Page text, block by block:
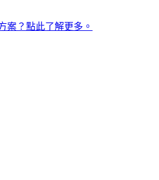
案？點此了解更多。